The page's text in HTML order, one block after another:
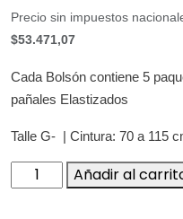
Precio sin impuestos
$53.471,07
Cada Bolsón contiene 5
pañales Elastizados
Talle G- | Cintura: 70 a 115
Pañal
elastizado
Añadir al